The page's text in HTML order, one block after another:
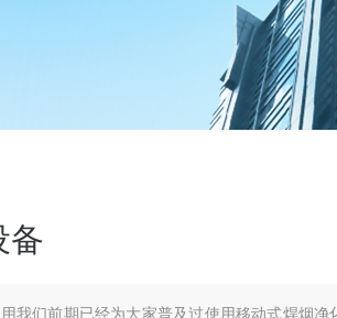
备
我们前期已经为大家普及过使用移动式焊烟净